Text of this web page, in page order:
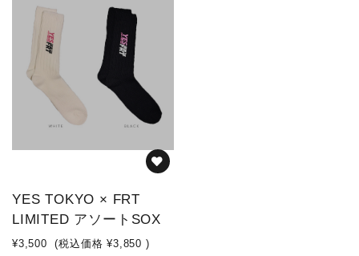
YES TOKYO × FRT
LIMITED アソートSOX
¥3,500 (税込価格 ¥3,850 )